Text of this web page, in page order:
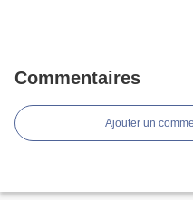
Commentaires
Ajouter un